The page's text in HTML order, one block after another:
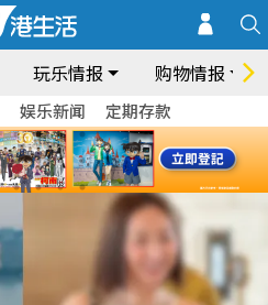
玩乐情报 购物情报
娱乐新闻 定期存款